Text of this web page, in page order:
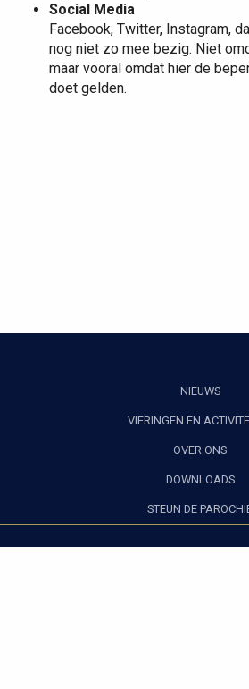
Social Media
Facebook, Twitter, Instagram,
nog niet zo mee bezig. Niet
maar vooral omdat hier de
doet gelden.
NIEUWS
VIERINGEN EN
OVER ONS
DOWNLOADS
STEUN DE